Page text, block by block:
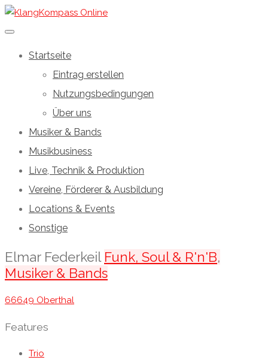
Startseite
Eintrag erstellen
Nutzungsbedingungen
Über uns
Musiker & Bands
Musikbusiness
Live, Technik & Produktion
Vereine, Förderer & Ausbildung
Locations & Events
Sonstige
Elmar Federkeil Funk, Soul & R'n'B,
Musiker & Bands
66649 Oberthal
Features
Trio